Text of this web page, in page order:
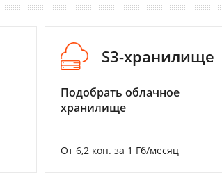
S3-хранилище
Подобрать облачное
хранилище
От 6,2 коп. за 1 Гб/месяц